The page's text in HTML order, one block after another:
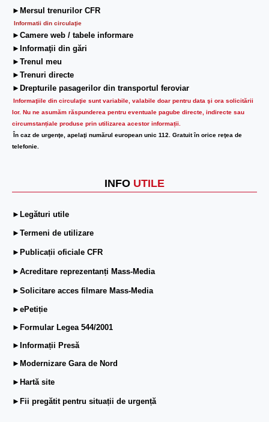
►Mersul trenurilor CFR
Informatii din circulaţie
►Camere web / tabele informare
►Informaţii din gări
►Trenul meu
►Trenuri directe
►Drepturile pasagerilor din transportul feroviar
Informaţiile din circulaţie sunt variabile, valabile doar pentru data şi ora solicitării
lor. Nu ne asumăm răspunderea pentru eventuale pagube directe, indirecte sau
circumstanțiale produse prin utilizarea acestor informații.
În caz de urgenţe, apelaţi numărul european unic 112. Gratuit în orice reţea de
telefonie.
INFO UTILE
►Legături utile
►Termeni de utilizare
►Publicații oficiale CFR
►Acreditare reprezentanți Mass-Media
►Solicitare acces filmare Mass-Media
►ePetiție
►Formular Legea 544/2001
►Informații Presă
►Modernizare Gara de Nord
►Hartă site
►Fii pregătit pentru situații de urgență